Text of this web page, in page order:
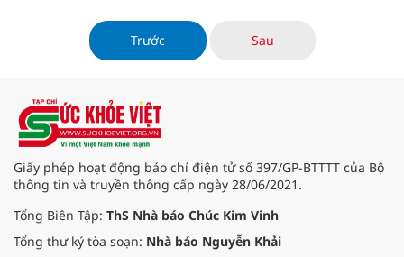
tên “Trái tim yêu thương”
Trước
Sau
Giấy phép hoạt động báo chí điện tử số 397/GP-BTTTT của Bộ
thông tin và truyền thông cấp ngày 28/06/2021.
Tổng Biên Tập: ThS Nhà báo Chúc Kim Vinh
Tổng thư ký tòa soạn: Nhà báo Nguyễn Khải